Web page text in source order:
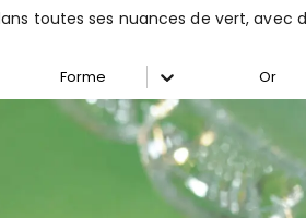
toutes ses nuances de vert, avec
Collection forme pierre
Sélectionnez le contenu